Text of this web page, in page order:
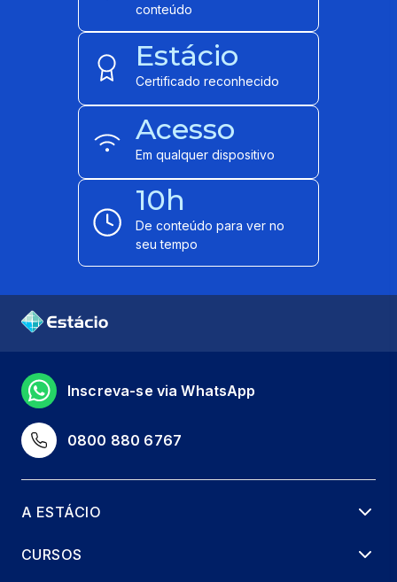
conteúdo
Estácio
Certificado reconhecido
Acesso
Em qualquer dispositivo
10h
De conteúdo para ver no
seu tempo
0800 880 6767
Inscreva-se via WhatsApp
A ESTÁCIO
CURSOS